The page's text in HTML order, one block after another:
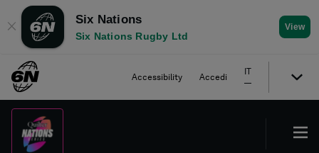
✕
Six Nations
Six Nations Rugby Ltd
View
Accessibility Accedi
IT